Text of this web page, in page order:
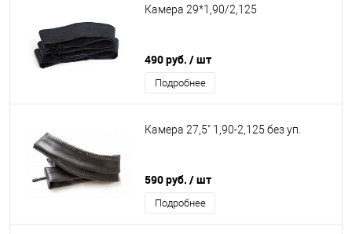
Камера 29*1,90/2,125
490 руб. / шт
Подробнее
Камера 27,5" 1,90-2,125 без уп.
590 руб. / шт
Подробнее